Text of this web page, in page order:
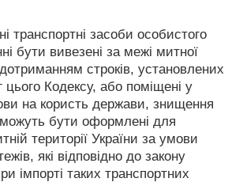
транспортні засоби особистого
бути вивезені за межі митної
дотриманням строків, установлених
цього Кодексу, або поміщені у
на користь держави, знищення
бути оформлені для
території України за умови
які відповідно до закону
імпорті таких транспортних